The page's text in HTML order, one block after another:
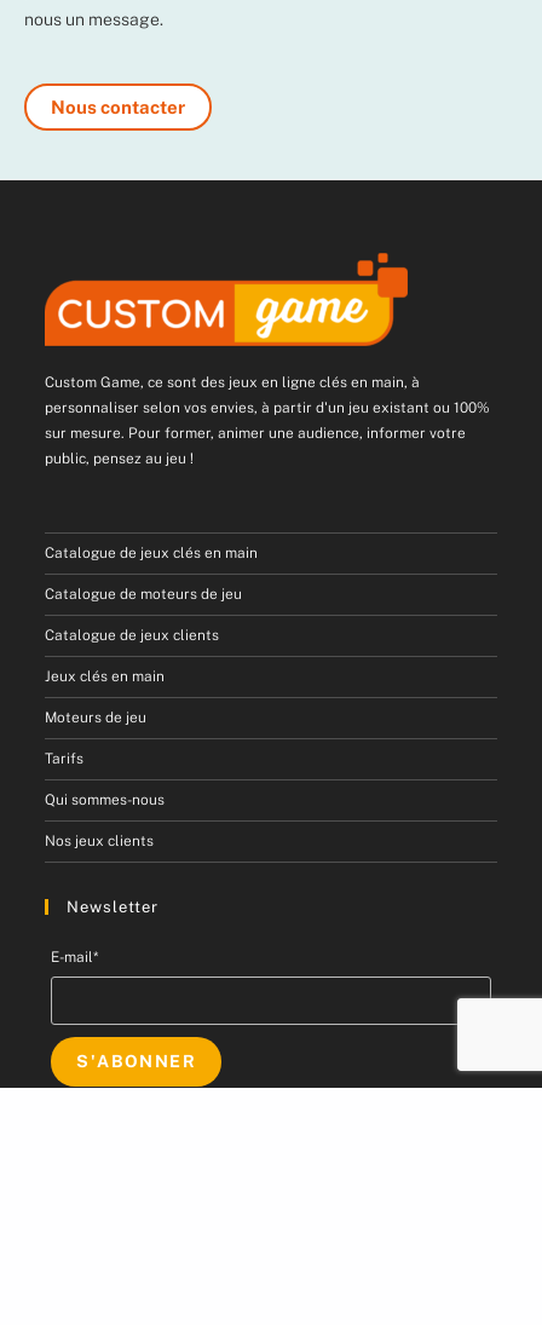
nous un message.
Nous contacter
Custom Game, ce sont des jeux en ligne clés en main, à
personnaliser selon vos envies, à partir d'un jeu existant ou 100%
sur mesure. Pour former, animer une audience, informer votre
public, pensez au jeu !
Catalogue de jeux clés en main
Catalogue de moteurs de jeu
Catalogue de jeux clients
Jeux clés en main
Moteurs de jeu
Tarifs
Qui sommes-nous
Nos jeux clients
Newsletter
E-mail*